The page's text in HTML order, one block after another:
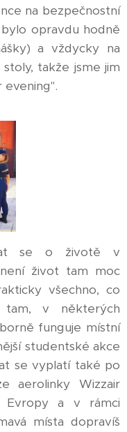
na bezpečnostní
opravdu hodně
a vždycky na
takže jsme jim
evening".
se o životě v
život tam moc
všechno, co
v některých
funguje místní
studentské akce
se vyplatí také po
aerolinky Wizzair
a v rámci
místa dopravíš